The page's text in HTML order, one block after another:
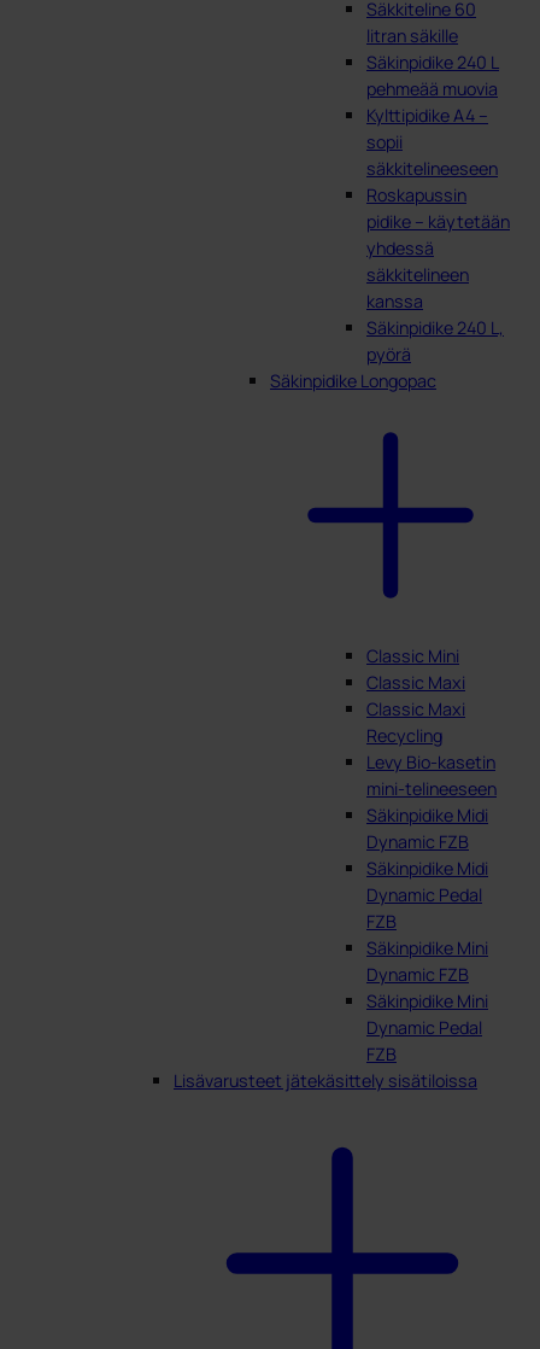
Säkkiteline 60
litran säkille
Säkinpidike 240 L
pehmeää muovia
Kylttipidike A4 –
sopii
säkkitelineeseen
Roskapussin
pidike – käytetään
yhdessä
säkkitelineen
kanssa
Säkinpidike 240 L,
pyörä
Säkinpidike Longopac
Classic Mini
Classic Maxi
Classic Maxi
Recycling
Levy Bio-kasetin
mini-telineeseen
Säkinpidike Midi
Dynamic FZB
Säkinpidike Midi
Dynamic Pedal
FZB
Säkinpidike Mini
Dynamic FZB
Säkinpidike Mini
Dynamic Pedal
FZB
Lisävarusteet jätekäsittely sisätiloissa